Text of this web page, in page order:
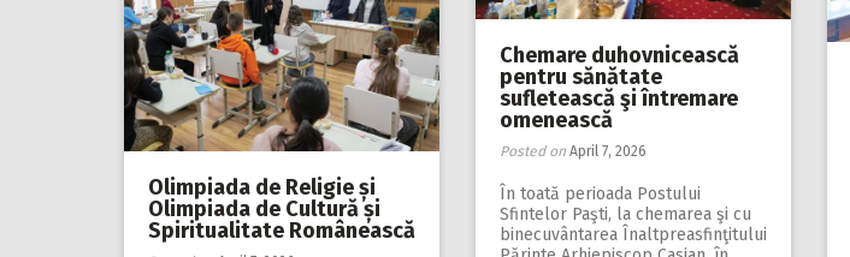
Chemare duhovnicească
pentru sănătate
sufletească şi întremare
omenească
Posted on April 7, 2026
În toată perioada Postului
Sfintelor Paşti, la chemarea şi cu
binecuvântarea Înaltpreasfinţitului
Olimpiada de Religie și
Olimpiada de Cultură și
Spiritualitate Românească